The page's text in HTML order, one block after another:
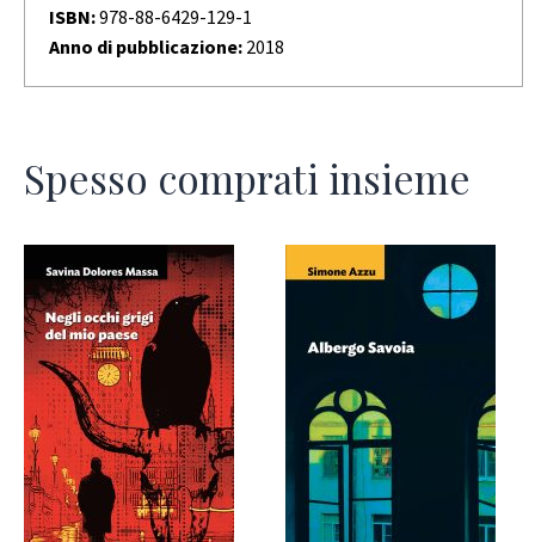
ISBN:978-88-6429-129-1
Anno di pubblicazione: 2018
Spesso comprati insieme